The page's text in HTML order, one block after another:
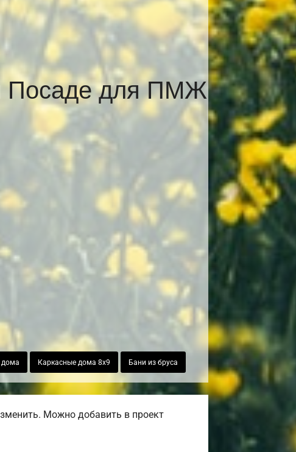
Посаде для ПМЖ
дома Каркасные дома 8х9 Бани из бруса
Можно добавить в проект